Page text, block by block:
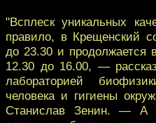
"Всплеск уникальных
правило, в Крещенский
до 23.30 и продолжается
12.30 до 16.00, —
лабораторией
человека и гигиены
Станислав Зенин. — А